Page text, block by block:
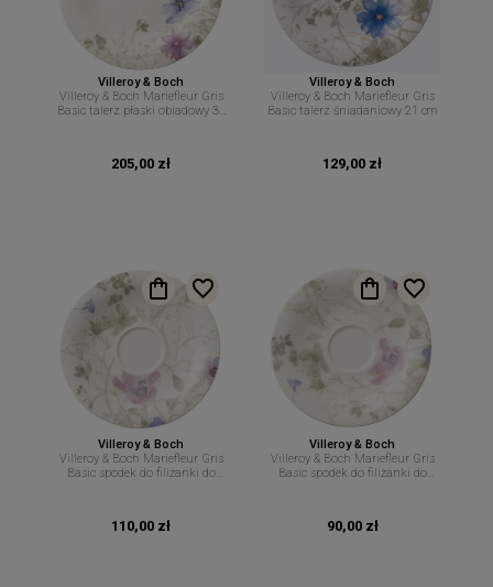
Villeroy & Boch
Villeroy & Boch Mariefleur Gris
Basic talerz płaski obiadowy 30
205,00 zł
Villeroy & Boch
Villeroy & Boch Mariefleur Gris
Basic talerz śniadaniowy 21 cm
129,00 zł
Villeroy & Boch
Villeroy & Boch Mariefleur Gris
Basic spodek do filiżanki do
110,00 zł
Villeroy & Boch
Villeroy & Boch Mariefleur Gris
Basic spodek do filiżanki do
90,00 zł